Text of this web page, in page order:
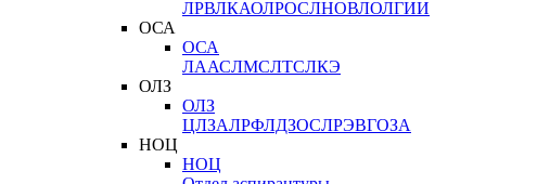
ЛРВЛКАОЛРОСЛНОВЛОЛГИИ
ОСА
ОСА
ЛААСЛМСЛТСЛКЭ
ОЛЗ
ОЛЗ
ЦЛЗАЛРФЛДЗОСЛРЭВГОЗА
НОЦ
НОЦ